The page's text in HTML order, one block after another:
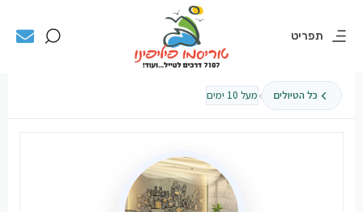
תפריט
כל הטיולים ›מעל 10 ימים